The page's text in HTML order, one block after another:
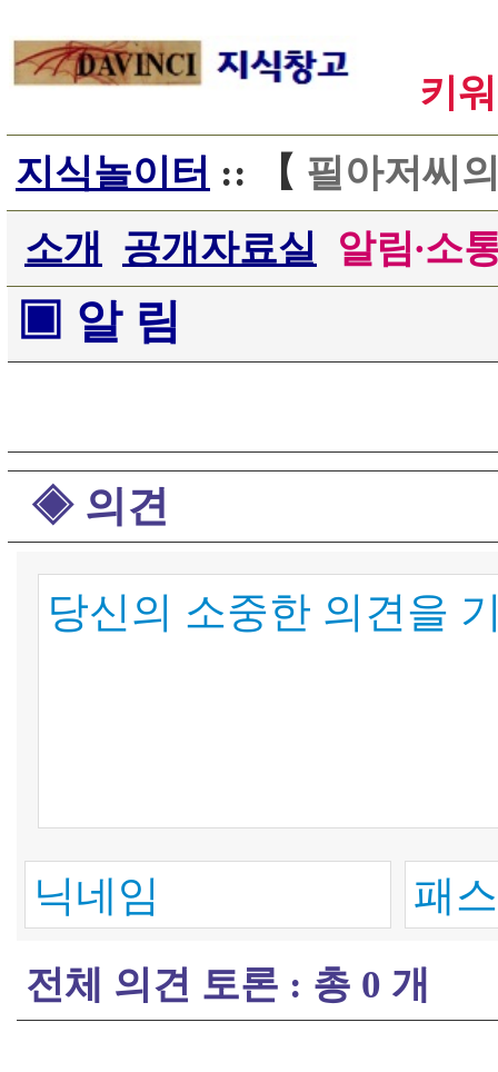
키
지식놀이터 :: 【 필아저씨
소개
공개자료실 알림∙소
▣ 알 림
◈ 의견
전체 의견 토론 : 총 0 개